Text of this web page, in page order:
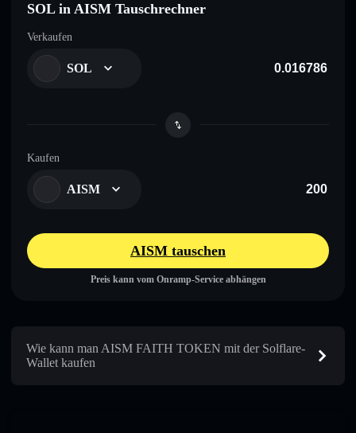
SOL in AISM Tauschrechner
Verkaufen
SOL
Kaufen
AISM
AISM tauschen
Preis kann vom Onramp-Service abhängen
Wie kann man AISM FAITH TOKEN mit der Solflare-
Wallet kaufen